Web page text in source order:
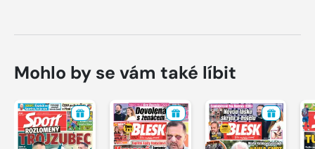
Mohlo by se vám také líbit